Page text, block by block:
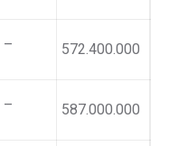
– 572.400.000
– 587.000.000